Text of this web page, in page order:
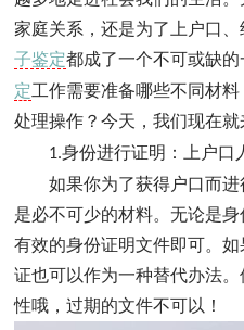
家庭关系，还是为了上户口、
子鉴定都成了一个不可或缺的
定工作需要准备哪些不同材
处理操作？今天，我们现在
1.身份进行证明：上户口
如果你为了获得户口而
是必不可少的材料。无论是
有效的身份证明文件即可。
证也可以作为一种替代办法
性哦，过期的文件不可以！